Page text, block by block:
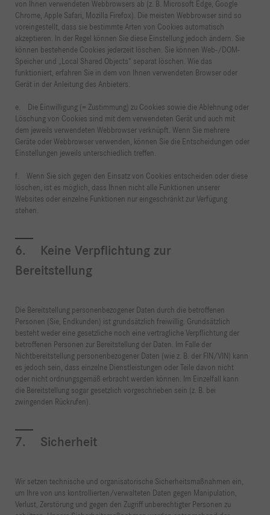
von Ihnen verwendeten Webbrowsers ab (z. B. Microsoft Edge, Google
Chrome, Apple Safari, Mozilla Firefox). Die meisten Webbrowser sind so
voreingestellt, dass sie bestimmte Arten von Cookies automatisch
akzeptieren. In der Regel können Sie diese Einstellung jedoch ändern. Sie
können bestehende Cookies jederzeit löschen. Sie können Web-/DOM-
Speicher und „Local Shared Objects“ separat löschen. Wie das
funktioniert, erfahren Sie in dem von Ihnen verwendeten Browser oder
Gerät in der Anleitung des Anbieters.
e. Die Einwilligung (= Zustimmung) zu Cookies sowie die Ablehnung oder
Löschung von Cookies sind mit dem verwendeten Gerät und auch mit
dem jeweils verwendeten Webbrowser verknüpft. Wenn Sie mehrere
Geräte oder Webbrowser verwenden, können Sie die Entscheidungen oder
Einstellungen jeweils unterschiedlich treffen.
f. Wenn Sie sich gegen den Einsatz von Cookies entscheiden oder diese
löschen, ist es möglich, dass Ihnen nicht alle Funktionen unserer
Websites oder einzelne Funktionen nur eingeschränkt zur Verfügung
stehen.
6. Keine Verpflichtung zur
Bereitstellung
Die Bereitstellung personenbezogener Daten durch die betroffenen
Personen (Sie, Endkunden) ist grundsätzlich freiwillig. Grundsätzlich
besteht weder eine gesetzliche noch eine vertragliche Verpflichtung der
betroffenen Personen zur Bereitstellung der Daten. Im Falle der
Nichtbereitstellung personenbezogener Daten (wie z. B. der FIN/VIN) kann
es jedoch sein, dass einzelne Dienstleistungen oder Teile davon nicht
oder nicht ordnungsgemäß erbracht werden können. Im Einzelfall kann
die Bereitstellung sogar gesetzlich vorgeschrieben sein (z. B. bei
zwingenden Rückrufen).
7. Sicherheit
Wir setzen technische und organisatorische Sicherheitsmaßnahmen ein,
um Ihre von uns kontrollierten/verwalteten Daten gegen Manipulation,
Verlust, Zerstörung und gegen den Zugriff unberechtigter Personen zu